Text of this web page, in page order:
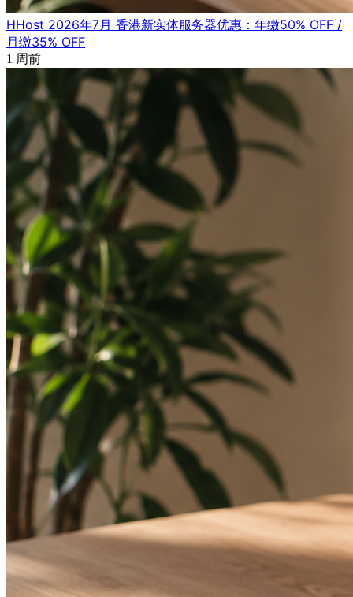
HHost 2026年7月 香港新实体服务器优惠：年缴50% OFF /
月缴35% OFF
1 周前